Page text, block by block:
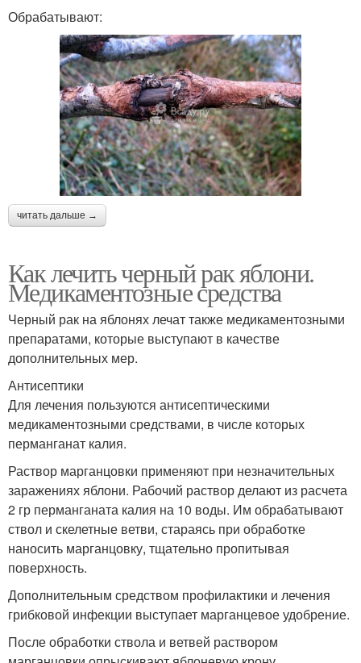
Обрабатывают:
читать дальше →
Как лечить черный рак яблони.
Медикаментозные средства
Черный рак на яблонях лечат также медикаментозными
препаратами, которые выступают в качестве
дополнительных мер.
Антисептики
Для лечения пользуются антисептическими
медикаментозными средствами, в числе которых
перманганат калия.
Раствор марганцовки применяют при незначительных
заражениях яблони. Рабочий раствор делают из расчета
2 гр перманганата калия на 10 воды. Им обрабатывают
ствол и скелетные ветви, стараясь при обработке
наносить марганцовку, тщательно пропитывая
поверхность.
Дополнительным средством профилактики и лечения
грибковой инфекции выступает марганцевое удобрение.
После обработки ствола и ветвей раствором